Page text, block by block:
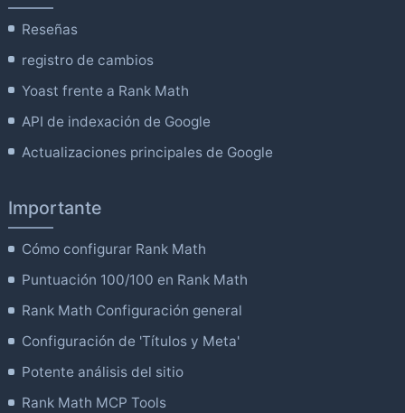
Reseñas
registro de cambios
Yoast frente a Rank Math
API de indexación de Google
Actualizaciones principales de Google
Importante
Cómo configurar Rank Math
Puntuación 100/100 en Rank Math
Rank Math Configuración general
Configuración de 'Títulos y Meta'
Potente análisis del sitio
Rank Math MCP Tools